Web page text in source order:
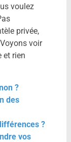
voulez
privée,
voir
et rien
?
des
?
vos